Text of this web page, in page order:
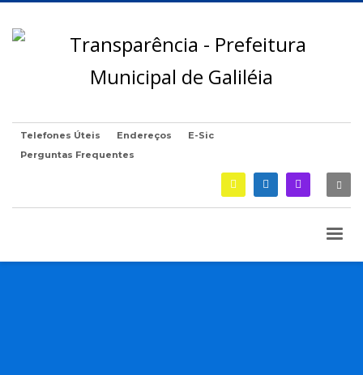
Telefones Úteis Endereços
E-Sic
Perguntas Frequentes